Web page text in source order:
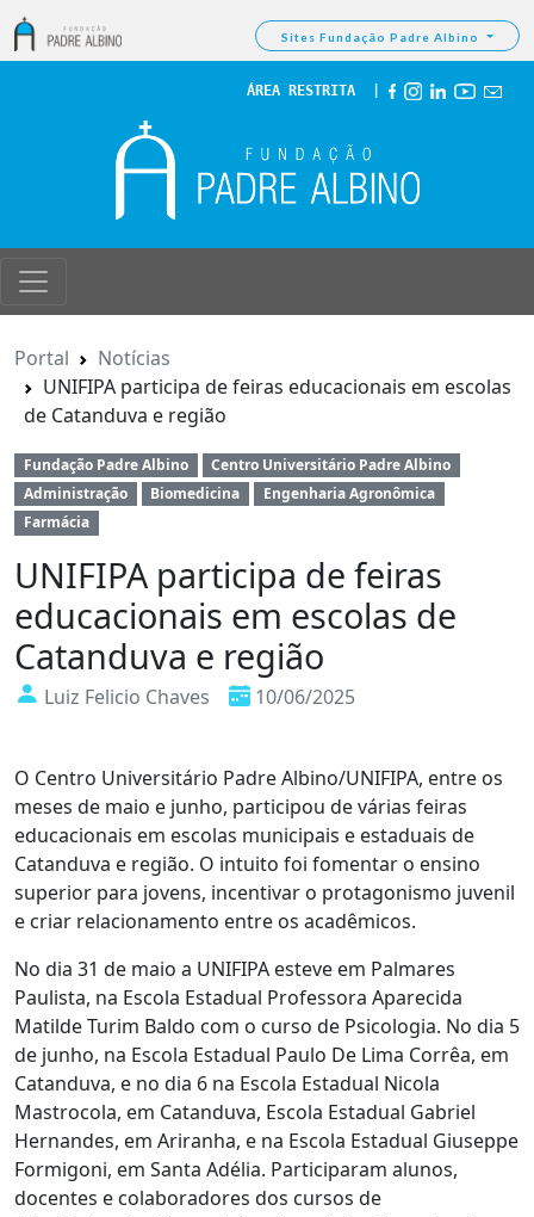
Sites Fundação Padre Albino
ÁREA RESTRITA
Portal
Notícias
UNIFIPA participa de feiras educacionais em escolas
de Catanduva e região
Fundação Padre Albino
Centro Universitário Padre Albino
Administração
Biomedicina
Engenharia Agronômica
Farmácia
UNIFIPA participa de feiras
educacionais em escolas de
Catanduva e região
Luiz Felicio Chaves 10/06/2025
O Centro Universitário Padre Albino/UNIFIPA, entre os
meses de maio e junho, participou de várias feiras
educacionais em escolas municipais e estaduais de
Catanduva e região. O intuito foi fomentar o ensino
superior para jovens, incentivar o protagonismo juvenil
e criar relacionamento entre os acadêmicos.
No dia 31 de maio a UNIFIPA esteve em Palmares
Paulista, na Escola Estadual Professora Aparecida
Matilde Turim Baldo com o curso de Psicologia. No dia 5
de junho, na Escola Estadual Paulo De Lima Corrêa, em
Catanduva, e no dia 6 na Escola Estadual Nicola
Mastrocola, em Catanduva, Escola Estadual Gabriel
Hernandes, em Ariranha, e na Escola Estadual Giuseppe
Formigoni, em Santa Adélia. Participaram alunos,
docentes e colaboradores dos cursos de